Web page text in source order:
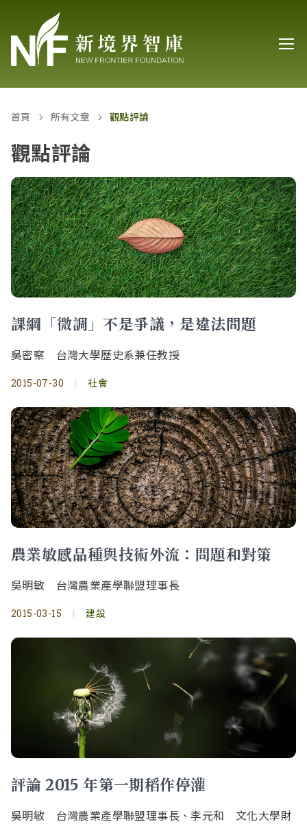
首頁 所有文章 觀點評論
觀點評論
課綱「微調」不是爭議，是違法問題
吳密察 台灣大學歷史系兼任教授
2015-07-30 | 社會
農業敏感品種與技術外流：問題和對策
吳明敏 台灣農業產學聯盟理事長
2015-03-15 | 建設
評論 2015 年第一期稻作停灌
吳明敏 台灣農業產學聯盟理事長、李元和 文化大學財